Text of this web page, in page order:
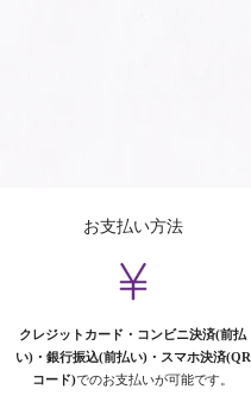
お支払い方法
クレジットカード・コンビニ決済(前払
い)・銀行振込(前払い)・スマホ決済(QR
コード)でのお支払いが可能です。